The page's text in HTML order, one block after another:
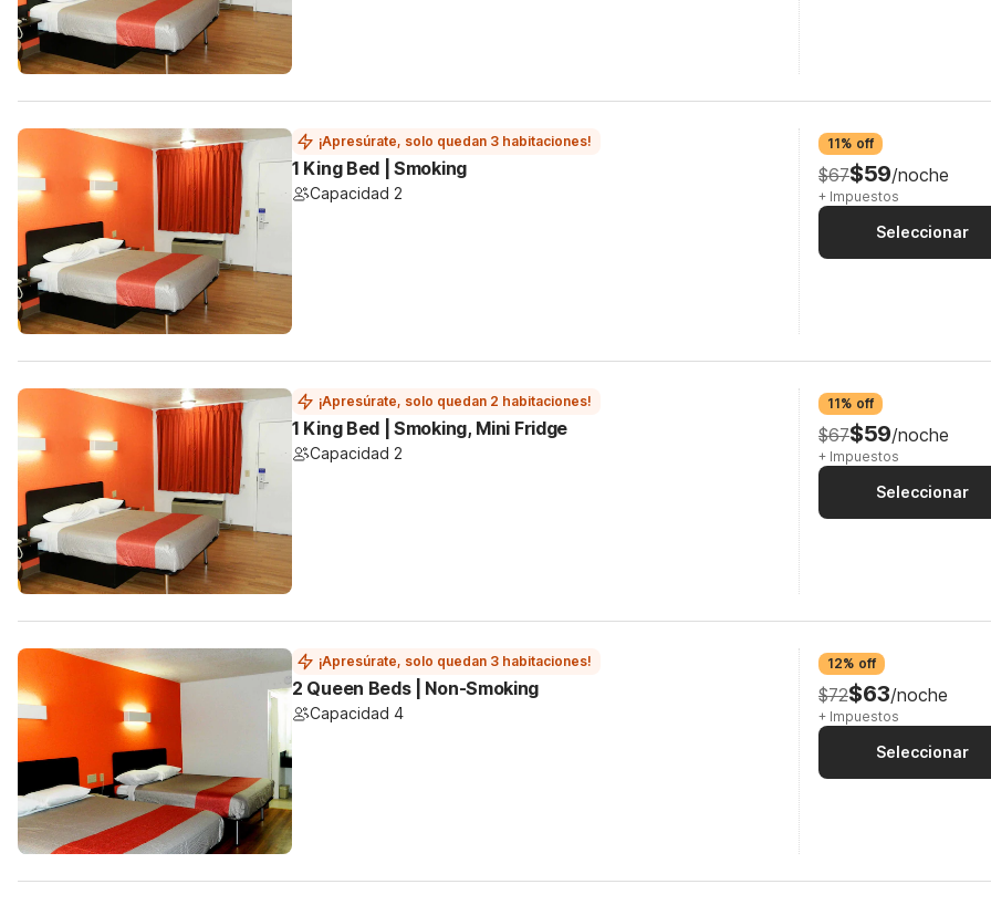
¡Apresúrate, solo quedan 3 habitaciones!
1 King Bed | Smoking
Capacidad 2
11% off
$67$59/noche
+ Impuestos
Seleccionar
¡Apresúrate, solo quedan 2 habitaciones!
1 King Bed | Smoking, Mini Fridge
Capacidad 2
11% off
$67$59/noche
+ Impuestos
Seleccionar
¡Apresúrate, solo quedan 3 habitaciones!
2 Queen Beds | Non-Smoking
Capacidad 4
12% off
$72$63/noche
+ Impuestos
Seleccionar